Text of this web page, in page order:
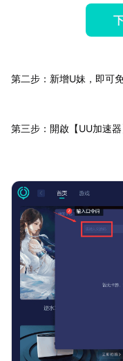
第二步：新增U妹，即可
第三步：開啟【UU加速